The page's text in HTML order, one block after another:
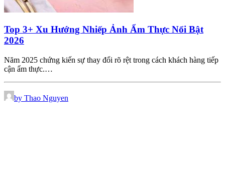
Top 3+ Xu Hướng Nhiếp Ảnh Ẩm Thực Nổi Bật
2026
Năm 2025 chứng kiến sự thay đổi rõ rệt trong cách khách hàng tiếp
cận ẩm thực.…
by Thao Nguyen